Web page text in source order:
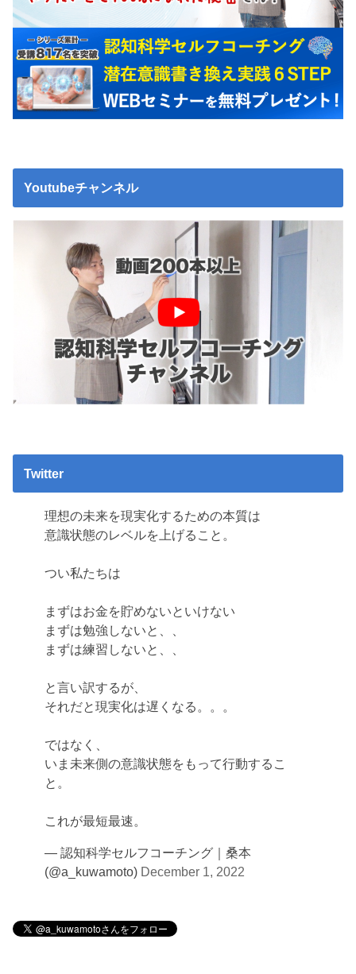
Youtubeチャンネル
Twitter
理想の未来を現実化するための本質は
意識状態のレベルを上げること。
つい私たちは
まずはお金を貯めないといけない
まずは勉強しないと、、
まずは練習しないと、、
と言い訳するが、
それだと現実化は遅くなる。。。
ではなく、
いま未来側の意識状態をもって行動するこ
と。
これが最短最速。
— 認知科学セルフコーチング｜桑本
(@a_kuwamoto) December 1, 2022